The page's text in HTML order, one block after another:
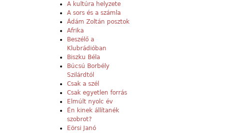
A kultúra helyzete
A sors és a számla
Ádám Zoltán posztok
Afrika
Beszélő a
Klubrádióban
Biszku Béla
Búcsú Borbély
Szilárdtól
Csak a szél
Csak egyetlen forrás
Elmúlt nyolc év
Én kinek állítanék
szobrot?
Eörsi Janó